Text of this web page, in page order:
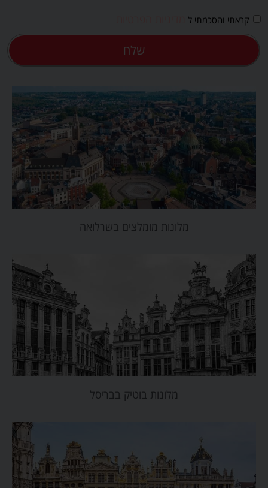
קראתי והסכמתי ל
שלח
מלונות מומלצים בשרלואה
מלונות בוטיק בבריסל